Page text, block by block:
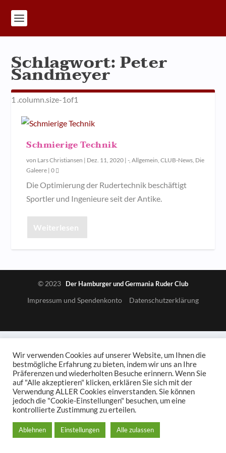
Schlagwort:Peter
Sandmeyer
Schmierige Technik
von Lars Christiansen | Dez. 11, 2020 |-,Allgemein,CLUB-News, Die
Galeere |0
Die Optimierung der Rudertechnik beschäftigt
Sportler und Ingenieure seit der Antike.
Weiterlesen
© 2023 Der Hamburger und Germania Ruder Club
Impressum und Spendenkonto Datenschutzerklärung
Wir verwenden Cookies auf unserer Website, um Ihnen die
bestmögliche Erfahrung zu bieten, indem wir uns an Ihre
Präferenzen und wiederholten Besuche erinnern. Wenn Sie
auf "Alle akzeptieren" klicken, erklären Sie sich mit der
Verwendung ALLER Cookies einverstanden. Sie können
jedoch die "Cookie-Einstellungen" besuchen, um eine
kontrollierte Zustimmung zu erteilen.
Ablehnen Einstellungen Alle zulassen